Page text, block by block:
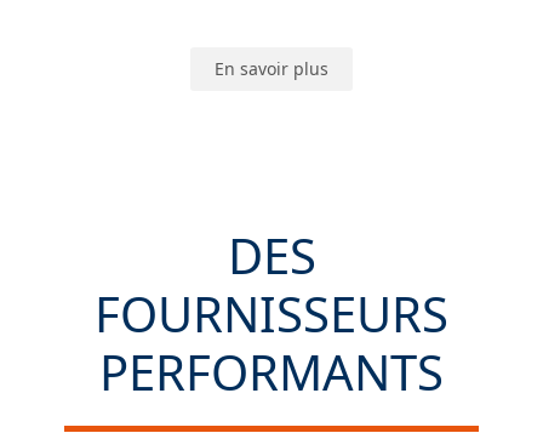
En savoir plus
DES
FOURNISSEURS
PERFORMANTS